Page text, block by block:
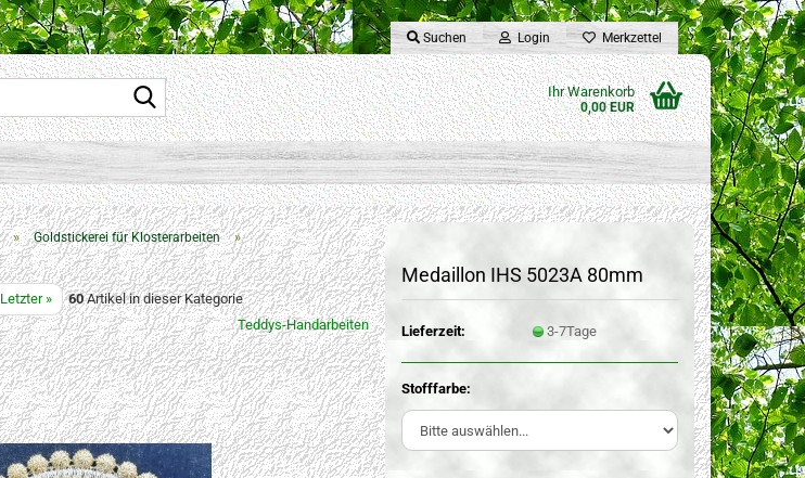
Suchen Login Merkzettel
Suche... Ihr Warenkorb
0,00 EUR
» Goldstickerei für Klosterarbeiten »
Letzter » 60Artikel in dieser Kategorie
Teddys-Handarbeiten
Medaillon IHS 5023A 80mm
Lieferzeit: 3-7Tage
Stofffarbe: